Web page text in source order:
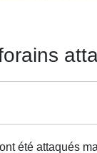
été attaqués